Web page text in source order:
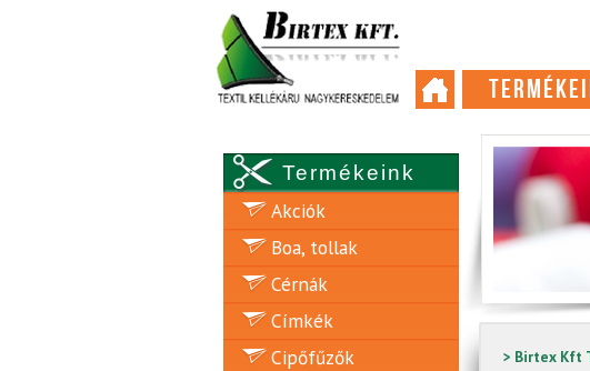
> Birtex Kft
Termékeink
Akciók
Boa, tollak
Cérnák
Címkék
Cipőfűzők